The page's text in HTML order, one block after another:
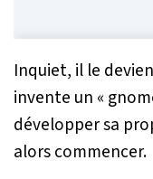
Inquiet, il le
invente un «
développer sa
alors commencer.